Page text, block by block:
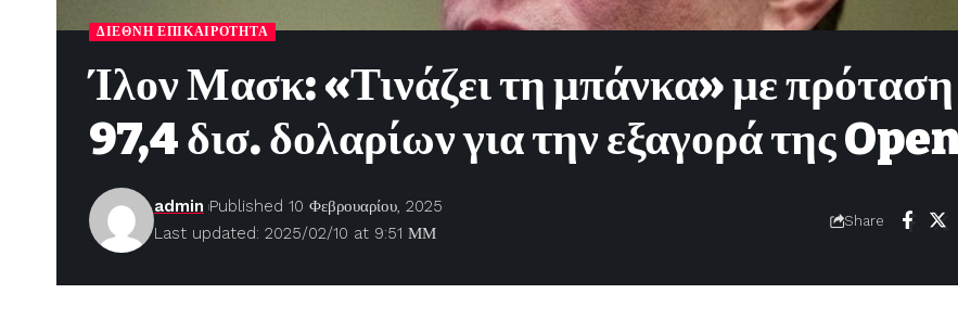
ΔΙΕΘΝΉ ΕΠΙΚΑΙΡΌΤΗΤΑ
Ίλον Μασκ: «Τινάζει τη μπάνκα» με πρόταση
97,4 δισ. δολαρίων για την εξαγορά της
Last updated: 2025/02/10 at 9:51 ΜΜ
admin Published 10 Φεβρουαρίου, 2025
Share